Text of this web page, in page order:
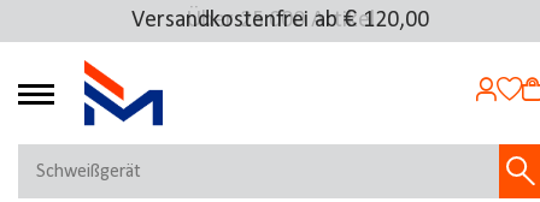
Über 25.000 Artikel
Versandkostenfrei ab € 120,00
4.72